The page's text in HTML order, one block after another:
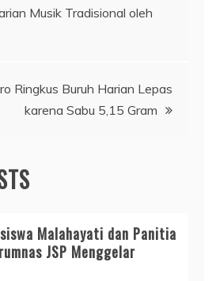
Musik Tradisional oleh
Ringkus Buruh Harian Lepas
karena Sabu 5,15 Gram
Malahayati dan Panitia
JSP Menggelar